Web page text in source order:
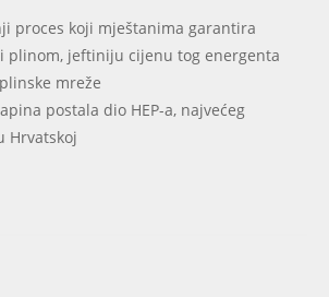
proces koji mještanima garantira
plinom, jeftiniju cijenu tog energenta
mreže
postala dio HEP-a, najvećeg
Hrvatskoj